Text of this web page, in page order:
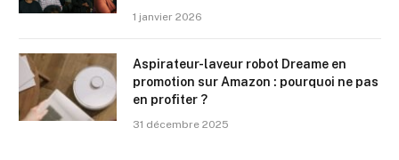
1 janvier 2026
Aspirateur-laveur robot Dreame en
promotion sur Amazon : pourquoi ne pas
en profiter ?
31 décembre 2025